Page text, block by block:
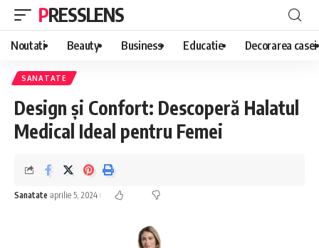
PRESSLENS
Noutati Beauty Business Educatie Decorarea casei
SANATATE
Design și Confort: Descoperă Halatul
Medical Ideal pentru Femei
Sanatate aprilie 5, 2024